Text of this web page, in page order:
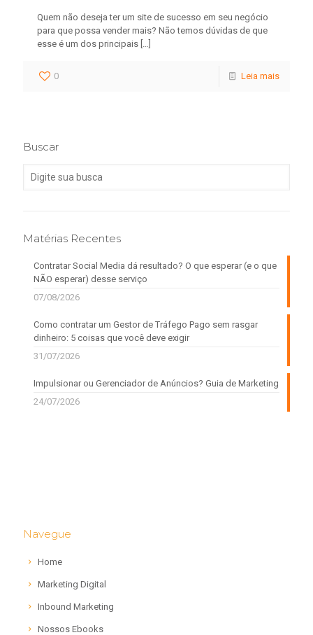
Quem não deseja ter um site de sucesso em seu negócio
para que possa vender mais? Não temos dúvidas de que
esse é um dos principais […]
0 Leia mais
Buscar
Matérias Recentes
Contratar Social Media dá resultado? O que esperar (e o que
NÃO esperar) desse serviço
07/08/2026
Como contratar um Gestor de Tráfego Pago sem rasgar
dinheiro: 5 coisas que você deve exigir
31/07/2026
Impulsionar ou Gerenciador de Anúncios? Guia de Marketing
24/07/2026
Navegue
Home
Marketing Digital
Inbound Marketing
Nossos Ebooks